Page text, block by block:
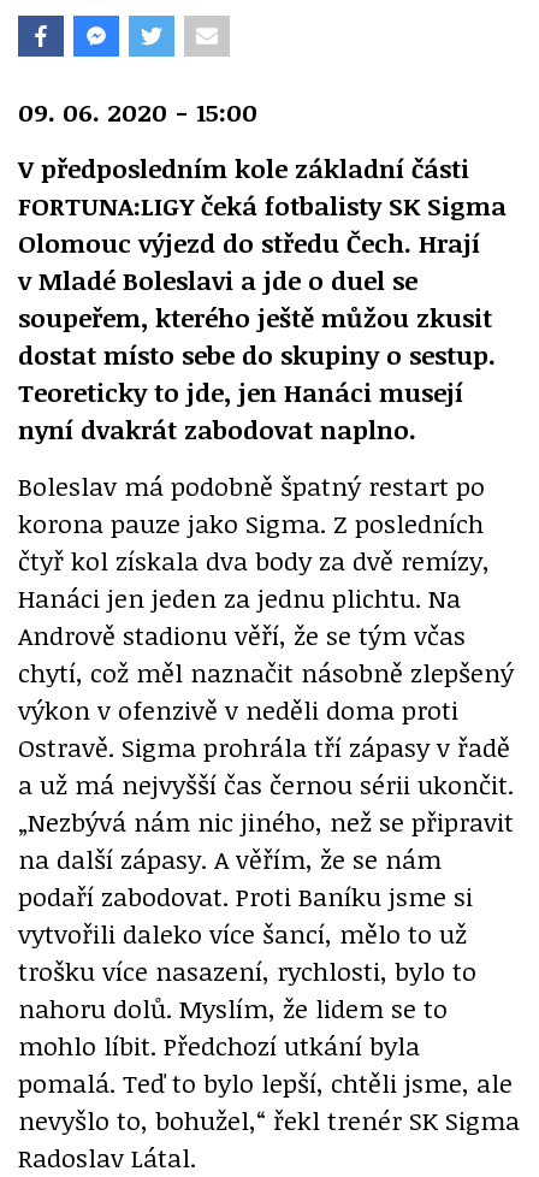
09. 06. 2020 - 15:00
V předposledním kole základní části
FORTUNA:LIGY čeká fotbalisty SK Sigma
Olomouc výjezd do středu Čech. Hrají
v Mladé Boleslavi a jde o duel se
soupeřem, kterého ještě můžou zkusit
dostat místo sebe do skupiny o sestup.
Teoreticky to jde, jen Hanáci musejí
nyní dvakrát zabodovat naplno.
Boleslav má podobně špatný restart po
korona pauze jako Sigma. Z posledních
čtyř kol získala dva body za dvě remízy,
Hanáci jen jeden za jednu plichtu. Na
Andrově stadionu věří, že se tým včas
chytí, což měl naznačit násobně zlepšený
výkon v ofenzivě v neděli doma proti
Ostravě. Sigma prohrála tří zápasy v řadě
a už má nejvyšší čas černou sérii ukončit.
„Nezbývá nám nic jiného, než se připravit
na další zápasy. A věřím, že se nám
podaří zabodovat. Proti Baníku jsme si
vytvořili daleko více šancí, mělo to už
trošku více nasazení, rychlosti, bylo to
nahoru dolů. Myslím, že lidem se to
mohlo líbit. Předchozí utkání byla
pomalá. Teď to bylo lepší, chtěli jsme, ale
nevyšlo to, bohužel,“ řekl trenér SK Sigma
Radoslav Látal.